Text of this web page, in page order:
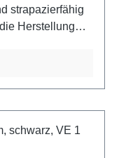
strapazierfähig
Herstellung